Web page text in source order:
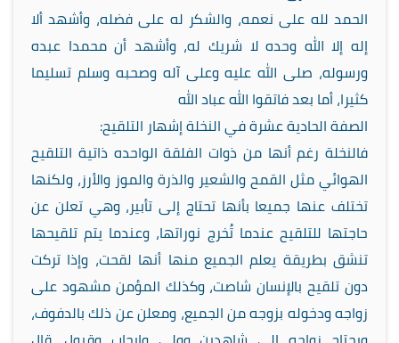
الحمد لله على نعمه، والشكر له على فضله، وأشهد ألا
إله إلا الله وحده لا شريك له، وأشهد أن محمدا عبده
ورسوله، صلى الله عليه وعلى آله وصحبه وسلم تسليما
كثيرا، أما بعد فاتقوا الله عباد الله
الصفة الحادية عشرة في النخلة إشهار التلقيح:
فالنخلة رغم أنها من ذوات الفلقة الواحده ذاتية التلقيح
الهوائي مثل القمح والشعير والذرة والموز والأرز، ولكنها
تختلف عنها جميعا بأنها تحتاج إلى تأبير، وهي تعلن عن
حاجتها للتلقيح عندما تُخرج نوراتها، وعندما يتم تلقيحها
تنشق بطريقة يعلم الجميع منها أنها لقحت، وإذا تركت
دون تلقيح بالإنسان شاصت، وكذلك المؤمن مشهود على
زواجه ودخوله بزوجه من الجميع، ومعلن عن ذلك بالدفوف،